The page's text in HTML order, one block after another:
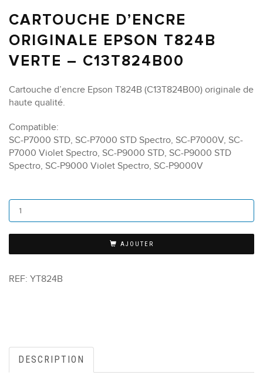
CARTOUCHE D’ENCRE
ORIGINALE EPSON T824B
VERTE – C13T824B00
Cartouche d’encre Epson T824B (C13T824B00) originale de
haute qualité.
Compatible:
SC-P7000 STD, SC-P7000 STD Spectro, SC-P7000V, SC-
P7000 Violet Spectro, SC-P9000 STD, SC-P9000 STD
Spectro, SC-P9000 Violet Spectro, SC-P9000V
AJOUTER
REF: YT824B
DESCRIPTION